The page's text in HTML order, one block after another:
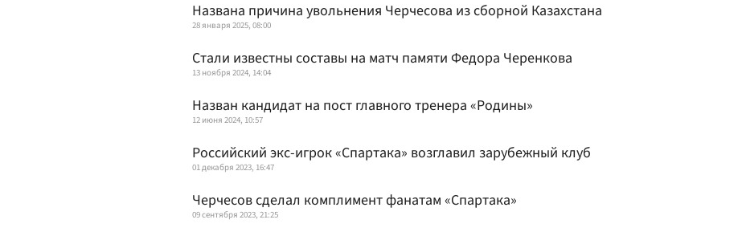
Названа причина увольнения Черчесова из сборной Казахстана
28 января 2025, 08:00
Стали известны составы на матч памяти Федора Черенкова
13 ноября 2024, 14:04
Назван кандидат на пост главного тренера «Родины»
12 июня 2024, 10:57
Российский экс-игрок «Спартака» возглавил зарубежный клуб
01 декабря 2023, 16:47
Черчесов сделал комплимент фанатам «Спартака»
09 сентября 2023, 21:25